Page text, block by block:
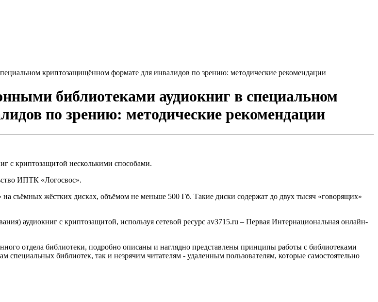
криптозащищённом формате для инвалидов по зрению: методические рекомендации
библиотеками аудиокниг в специальном
по зрению: методические рекомендации
с криптозащитой несколькими способами.
ИПТК «Логосвос».
съёмных жёстких дисках, объёмом не меньше 500 Гб. Такие диски содержат до двух тысяч «говорящих»
аудиокниг с криптозащитой, используя сетевой ресурс av3715.ru – Первая Интернациональная онлайн-
отдела библиотеки, подробно описаны и наглядно представлены принципы работы с библиотеками
специальных библиотек, так и незрячим читателям - удаленным пользователям, которые самостоятельно